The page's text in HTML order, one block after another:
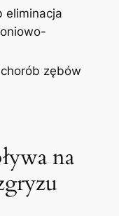
eliminacja
zębów
na